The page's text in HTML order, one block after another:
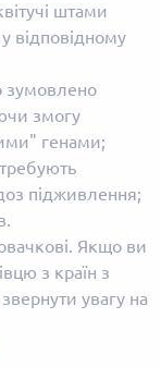
штами
відповідному
зумовлено
змогу
генами;
підживлення;
Якщо ви
з країн з
увагу на